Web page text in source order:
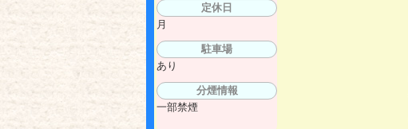
定休日
月
駐車場
あり
分煙情報
一部禁煙